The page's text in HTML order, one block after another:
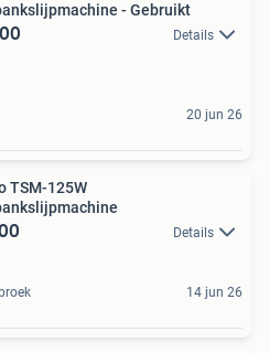
- Gebruikt
Details
20 jun 26
TSM-125W
Details
14 jun 26